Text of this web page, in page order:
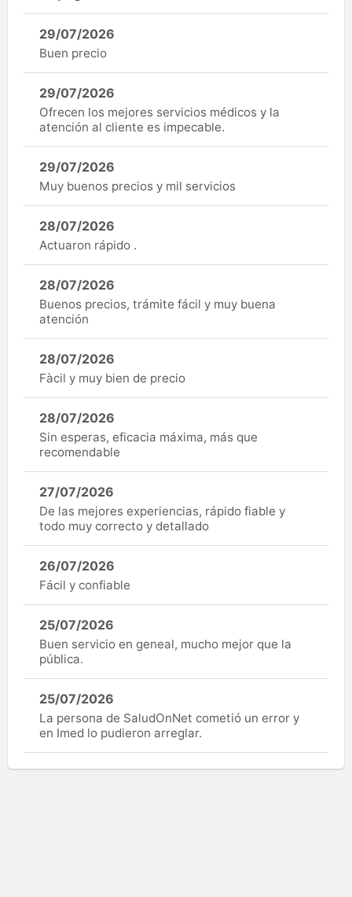
29/07/2026
Buen precio
29/07/2026
Ofrecen los mejores servicios médicos y la
atención al cliente es impecable.
29/07/2026
Muy buenos precios y mil servicios
28/07/2026
Actuaron rápido .
28/07/2026
Buenos precios, trámite fácil y muy buena
atención
28/07/2026
Fàcil y muy bien de precio
28/07/2026
Sin esperas, eficacia máxima, más que
recomendable
27/07/2026
De las mejores experiencias, rápido fiable y
todo muy correcto y detallado
26/07/2026
Fácil y confiable
25/07/2026
Buen servicio en geneal, mucho mejor que la
pública.
25/07/2026
La persona de SaludOnNet cometió un error y
en Imed lo pudieron arreglar.